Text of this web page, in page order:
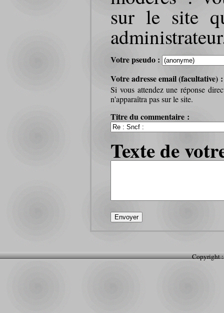
sur le site
Votre pseudo :
Votre adresse email (facultative)
Si vous attendez une réponse
n'apparaîtra pas sur le site.
Titre du commentaire :
Texte de
Copyright